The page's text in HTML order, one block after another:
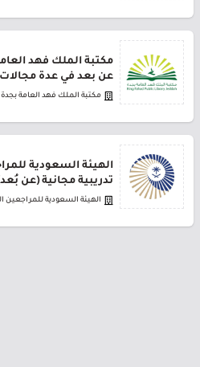
مكتبة الملك فهد
عن بعد في عدة مجالات
مكتبة الملك فهد العامة بجدة
الهيئة السعودية
تدريبية مجانية (عن
الهيئة السعودية للمراجعين